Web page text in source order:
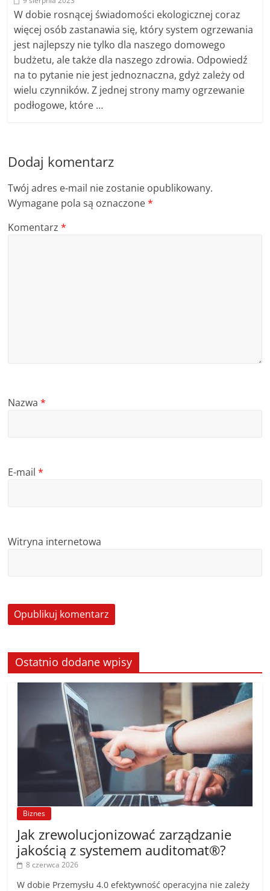
W dobie rosnącej świadomości ekologicznej coraz
więcej osób zastanawia się, który system ogrzewania
jest najlepszy nie tylko dla naszego domowego
budżetu, ale także dla naszego zdrowia. Odpowiedź
na to pytanie nie jest jednoznaczna, gdyż zależy od
wielu czynników. Z jednej strony mamy ogrzewanie
podłogowe, które …
Dodaj komentarz
Twój adres e-mail nie zostanie opublikowany.
Wymagane pola są oznaczone*
Komentarz*
Nazwa*
E-mail*
Witryna internetowa
Ostatnio dodane wpisy
Biznes
Jak zrewolucjonizować zarządzanie
jakością z systemem auditomat®?
8 czerwca 2026
W dobie Przemysłu 4.0 efektywność operacyjna nie zależy